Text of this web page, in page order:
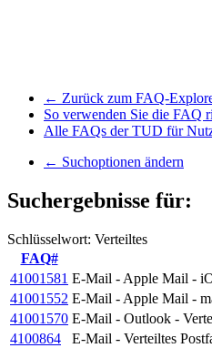
← Zurück zum FAQ-
So verwenden Sie die FAQ
Alle FAQs der TUD für
← Suchoptionen ändern
Suchergebnisse für:
Schlüsselwort: Verteiltes
FAQ#
41001581 E-Mail - Apple Mail -
41001552 E-Mail - Apple Mail -
41001570 E-Mail - Outlook -
4100864
E-Mail - Verteiltes